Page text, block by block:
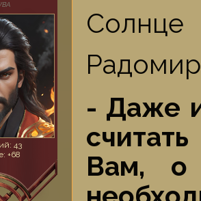
43
+68
Солнце
- Даже
Вам, о